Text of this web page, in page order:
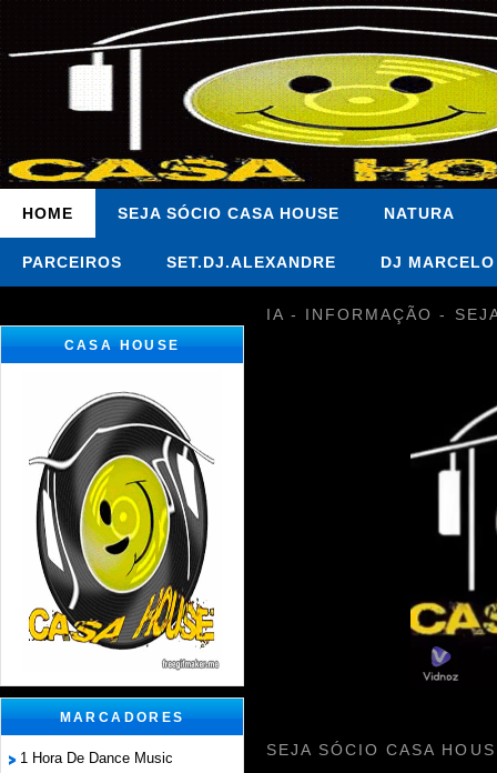
HOME SEJA SÓCIO CASA HOUSE NATURA
PARCEIROS SET.DJ.ALEXANDRE DJ
CASA HOUSE
MARCADORES
1 Hora De Dance Music
IA - INFORMAÇÃO -
SEJA SÓCIO CASA